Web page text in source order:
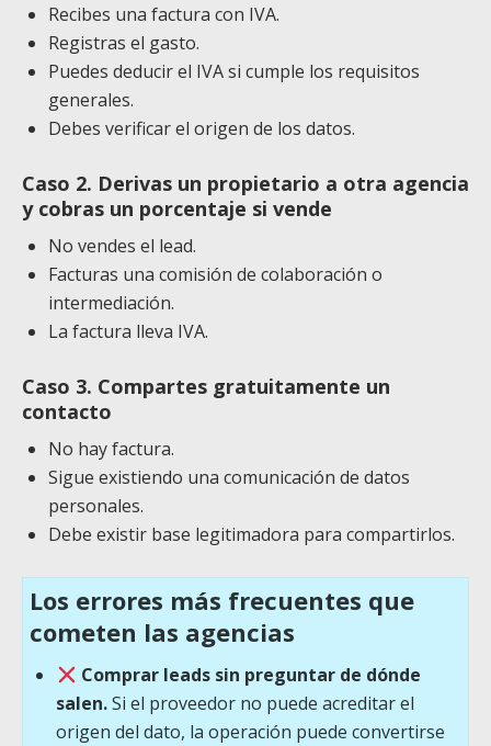
Recibes una factura con IVA.
Registras el gasto.
Puedes deducir el IVA si cumple los requisitos
generales.
Debes verificar el origen de los datos.
Caso 2. Derivas un propietario a otra agencia
y cobras un porcentaje si vende
No vendes el lead.
Facturas una comisión de colaboración o
intermediación.
La factura lleva IVA.
Caso 3. Compartes gratuitamente un
contacto
No hay factura.
Sigue existiendo una comunicación de datos
personales.
Debe existir base legitimadora para compartirlos.
Los errores más frecuentes que
cometen las agencias
Comprar leads sin preguntar de dónde
salen.Si el proveedor no puede acreditar el
origen del dato, la operación puede convertirse